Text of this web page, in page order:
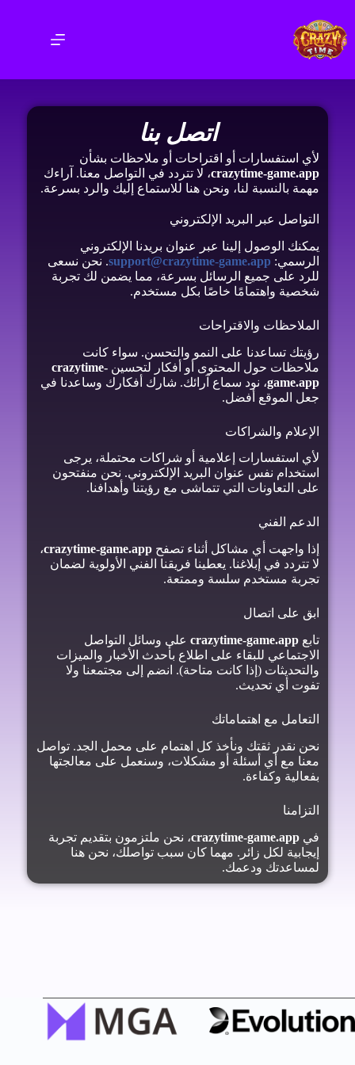
اتصل بنا
لأي استفسارات أو اقتراحات أو ملاحظات بشأن
crazytime-game.app، لا تتردد في التواصل معنا. آراءك
مهمة بالنسبة لنا، ونحن هنا للاستماع إليك والرد بسرعة.
التواصل عبر البريد الإلكتروني
يمكنك الوصول إلينا عبر عنوان بريدنا الإلكتروني
الرسمي: support@crazytime-game.app. نحن نسعى
للرد على جميع الرسائل بسرعة، مما يضمن لك تجربة
شخصية واهتمامًا خاصًا بكل مستخدم.
الملاحظات والاقتراحات
رؤيتك تساعدنا على النمو والتحسن. سواء كانت
ملاحظات حول المحتوى أو أفكار لتحسين crazytime-
game.app، نود سماع آرائك. شارك أفكارك وساعدنا في
جعل الموقع أفضل.
الإعلام والشراكات
لأي استفسارات إعلامية أو شراكات محتملة، يرجى
استخدام نفس عنوان البريد الإلكتروني. نحن منفتحون
على التعاونات التي تتماشى مع رؤيتنا وأهدافنا.
الدعم الفني
إذا واجهت أي مشاكل أثناء تصفح crazytime-game.app،
لا تتردد في إبلاغنا. يعطينا فريقنا الفني الأولوية لضمان
تجربة مستخدم سلسة وممتعة.
ابق على اتصال
تابع crazytime-game.app على وسائل التواصل
الاجتماعي للبقاء على اطلاع بأحدث الأخبار والميزات
والتحديثات (إذا كانت متاحة). انضم إلى مجتمعنا ولا
تفوت أي تحديث.
التعامل مع اهتماماتك
نحن نقدر ثقتك ونأخذ كل اهتمام على محمل الجد. تواصل
معنا مع أي أسئلة أو مشكلات، وسنعمل على معالجتها
بفعالية وكفاءة.
التزامنا
في crazytime-game.app، نحن ملتزمون بتقديم تجربة
إيجابية لكل زائر. مهما كان سبب تواصلك، نحن هنا
لمساعدتك ودعمك.